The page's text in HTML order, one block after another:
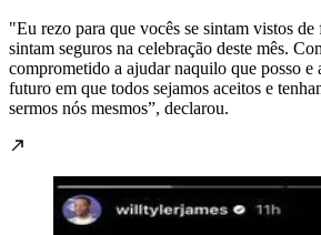
"Eu rezo para que vocês se sintam vistos de
sintam seguros na celebração deste mês.
comprometido a ajudar naquilo que posso e
futuro em que todos sejamos aceitos e
sermos nós mesmos”, declarou.